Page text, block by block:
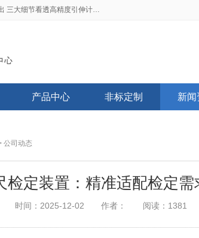
2019-02-21 一手资料流出 三大细节看透高精度引伸计标定仪
产品中心 非标定制 新闻
公司动态
检定装置：精准适配检定
时间：2025-12-02 作者： 阅读：1381